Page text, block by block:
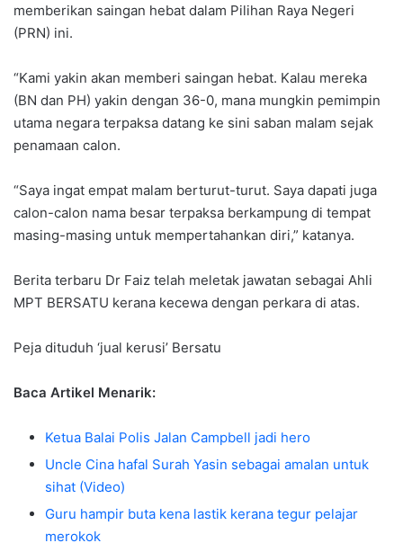
memberikan saingan hebat dalam Pilihan Raya Negeri
(PRN) ini.
“Kami yakin akan memberi saingan hebat. Kalau mereka
(BN dan PH) yakin dengan 36-0, mana mungkin pemimpin
utama negara terpaksa datang ke sini saban malam sejak
penamaan calon.
“Saya ingat empat malam berturut-turut. Saya dapati juga
calon-calon nama besar terpaksa berkampung di tempat
masing-masing untuk mempertahankan diri,” katanya.
Berita terbaru Dr Faiz telah meletak jawatan sebagai Ahli
MPT BERSATU kerana kecewa dengan perkara di atas.
Peja dituduh ‘jual kerusi’ Bersatu
Baca Artikel Menarik:
Ketua Balai Polis Jalan Campbell jadi hero
Uncle Cina hafal Surah Yasin sebagai amalan untuk
sihat (Video)
Guru hampir buta kena lastik kerana tegur pelajar
merokok